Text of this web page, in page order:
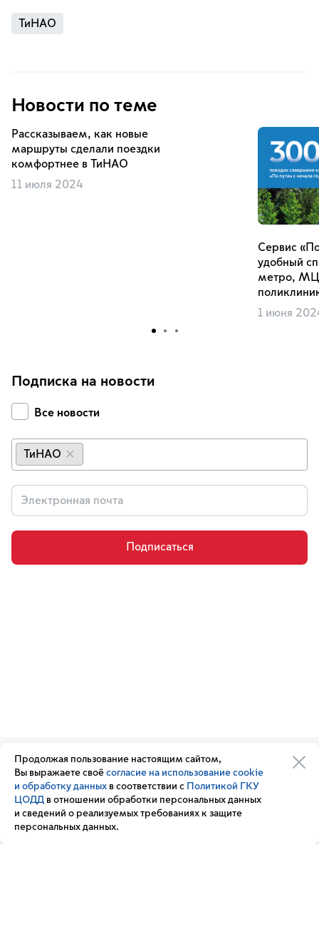
ТиНАО
Новости по теме
Рассказываем, как новые
маршруты сделали поездки
комфортнее в ТиНАО
11 июля 2024
Сервис
удобный
метро,
1 июня
Подписка на новости
Все новости
ТиНАО
Подписаться
Организации транспортного
комплекса
Транспортный комплекс
России
Новости
Обратная связь
Подписка
на новости
Вакансии
Продолжая пользование настоящим сайтом,
Вы выражаете своё согласие на использование cookie
и обработку данных в соответствии с Политикой ГКУ
ЦОДД в отношении обработки персональных данных
и сведений о реализуемых требованиях к защите
персональных данных.